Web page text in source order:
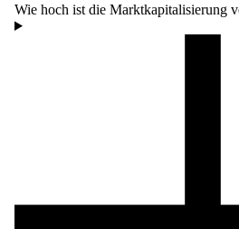
Wie hoch ist die Marktkapitalisierung